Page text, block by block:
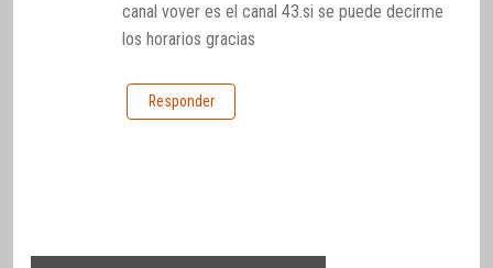
canal vover es el canal 43.si se puede decirme
los horarios gracias
Responder